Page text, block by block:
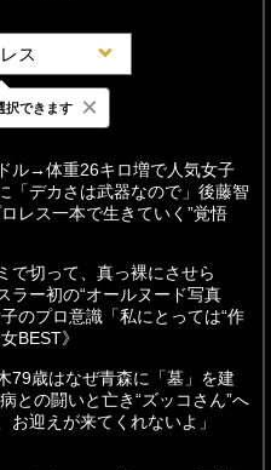
ス
間 週間
ル→体重26キロ増で人気女子
「デカさは武器なので」後藤智
レス一本で生きていく”覚悟
で切って、真っ裸にさせら
ラー初の“オールヌード写真
のプロ意識「私にとっては“作
BEST》
79歳はなぜ青森に「墓」を建
との闘いと亡き“ズッコさん”へ
お迎えが来てくれないよ」
択できます ×